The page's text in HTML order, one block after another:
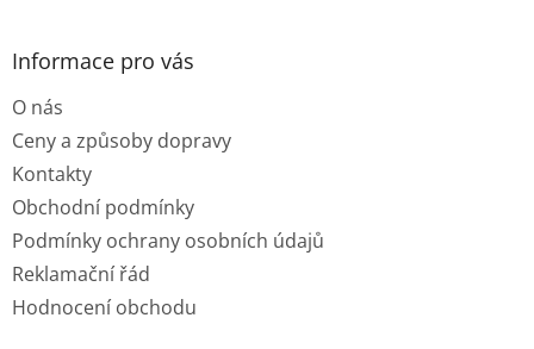
Informace pro vás
O nás
Ceny a způsoby dopravy
Kontakty
Obchodní podmínky
Podmínky ochrany osobních údajů
Reklamační řád
Hodnocení obchodu